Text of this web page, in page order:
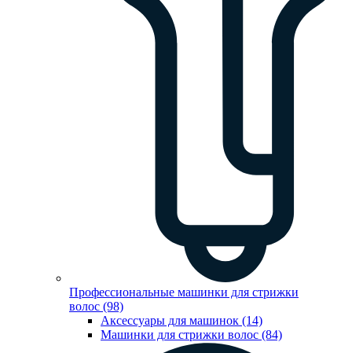
Профессиональные машинки для стрижки
волос (98)
Аксессуары для машинок (14)
Машинки для стрижки волос (84)